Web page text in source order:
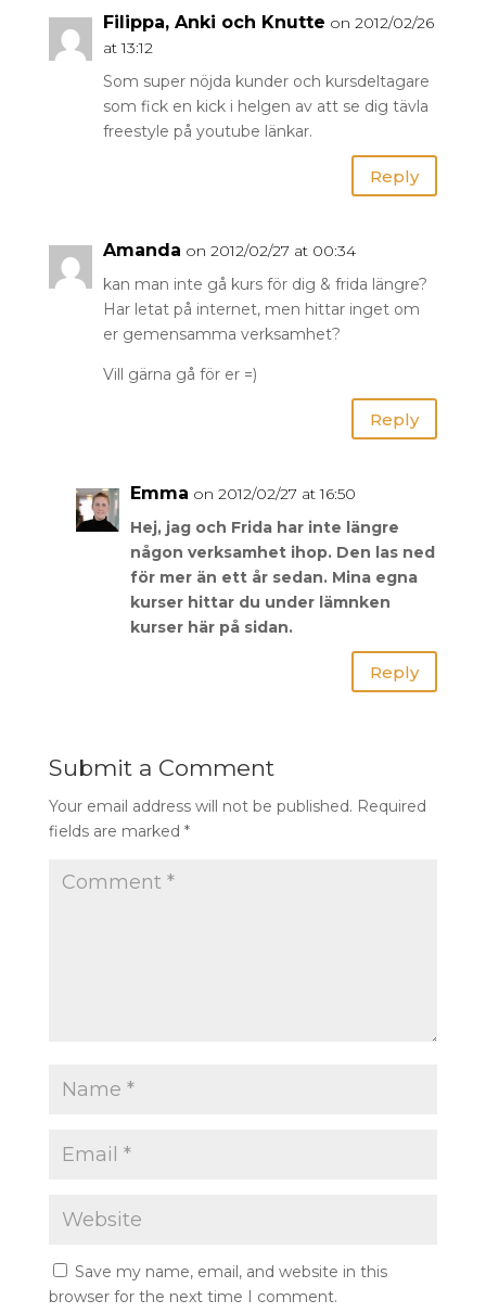
Filippa, Anki och Knutte on 2012/02/26
at 13:12
Som super nöjda kunder och kursdeltagare
som fick en kick i helgen av att se dig tävla
freestyle på youtube länkar.
Reply
Amanda on 2012/02/27 at 00:34
kan man inte gå kurs för dig & frida längre?
Har letat på internet, men hittar inget om
er gemensamma verksamhet?
Vill gärna gå för er =)
Reply
Emma on 2012/02/27 at 16:50
Hej, jag och Frida har inte längre
någon verksamhet ihop. Den las ned
för mer än ett år sedan. Mina egna
kurser hittar du under lämnken
kurser här på sidan.
Reply
Submit a Comment
Your email address will not be published. Required
fields are marked *
Save my name, email, and website in this
browser for the next time I comment.